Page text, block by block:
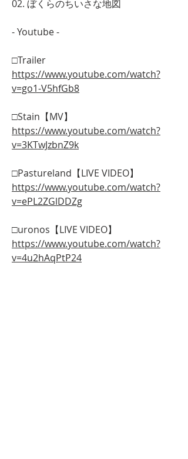
02. ぼくらのちいさな地図
- Youtube -
□Trailer
https://www.youtube.com/watch?
v=go1-V5hfGb8
□Stain【MV】
https://www.youtube.com/watch?
v=3KTwJzbnZ9k
□Pastureland【LIVE VIDEO】
https://www.youtube.com/watch?
v=ePL2ZGlDDZg
□uronos【LIVE VIDEO】
https://www.youtube.com/watch?
v=4u2hAqPtP24